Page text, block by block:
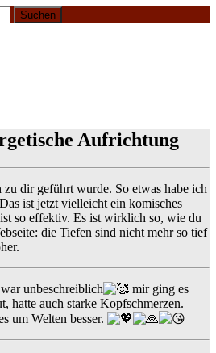
Aufrichtung
zu dir geführt wurde. So etwas habe ich
ist jetzt vielleicht ein komisches
so effektiv. Es ist wirklich so, wie du
die Tiefen sind nicht mehr so tief
unbeschreiblich
mir ging es
hatte auch starke Kopfschmerzen.
um Welten besser.